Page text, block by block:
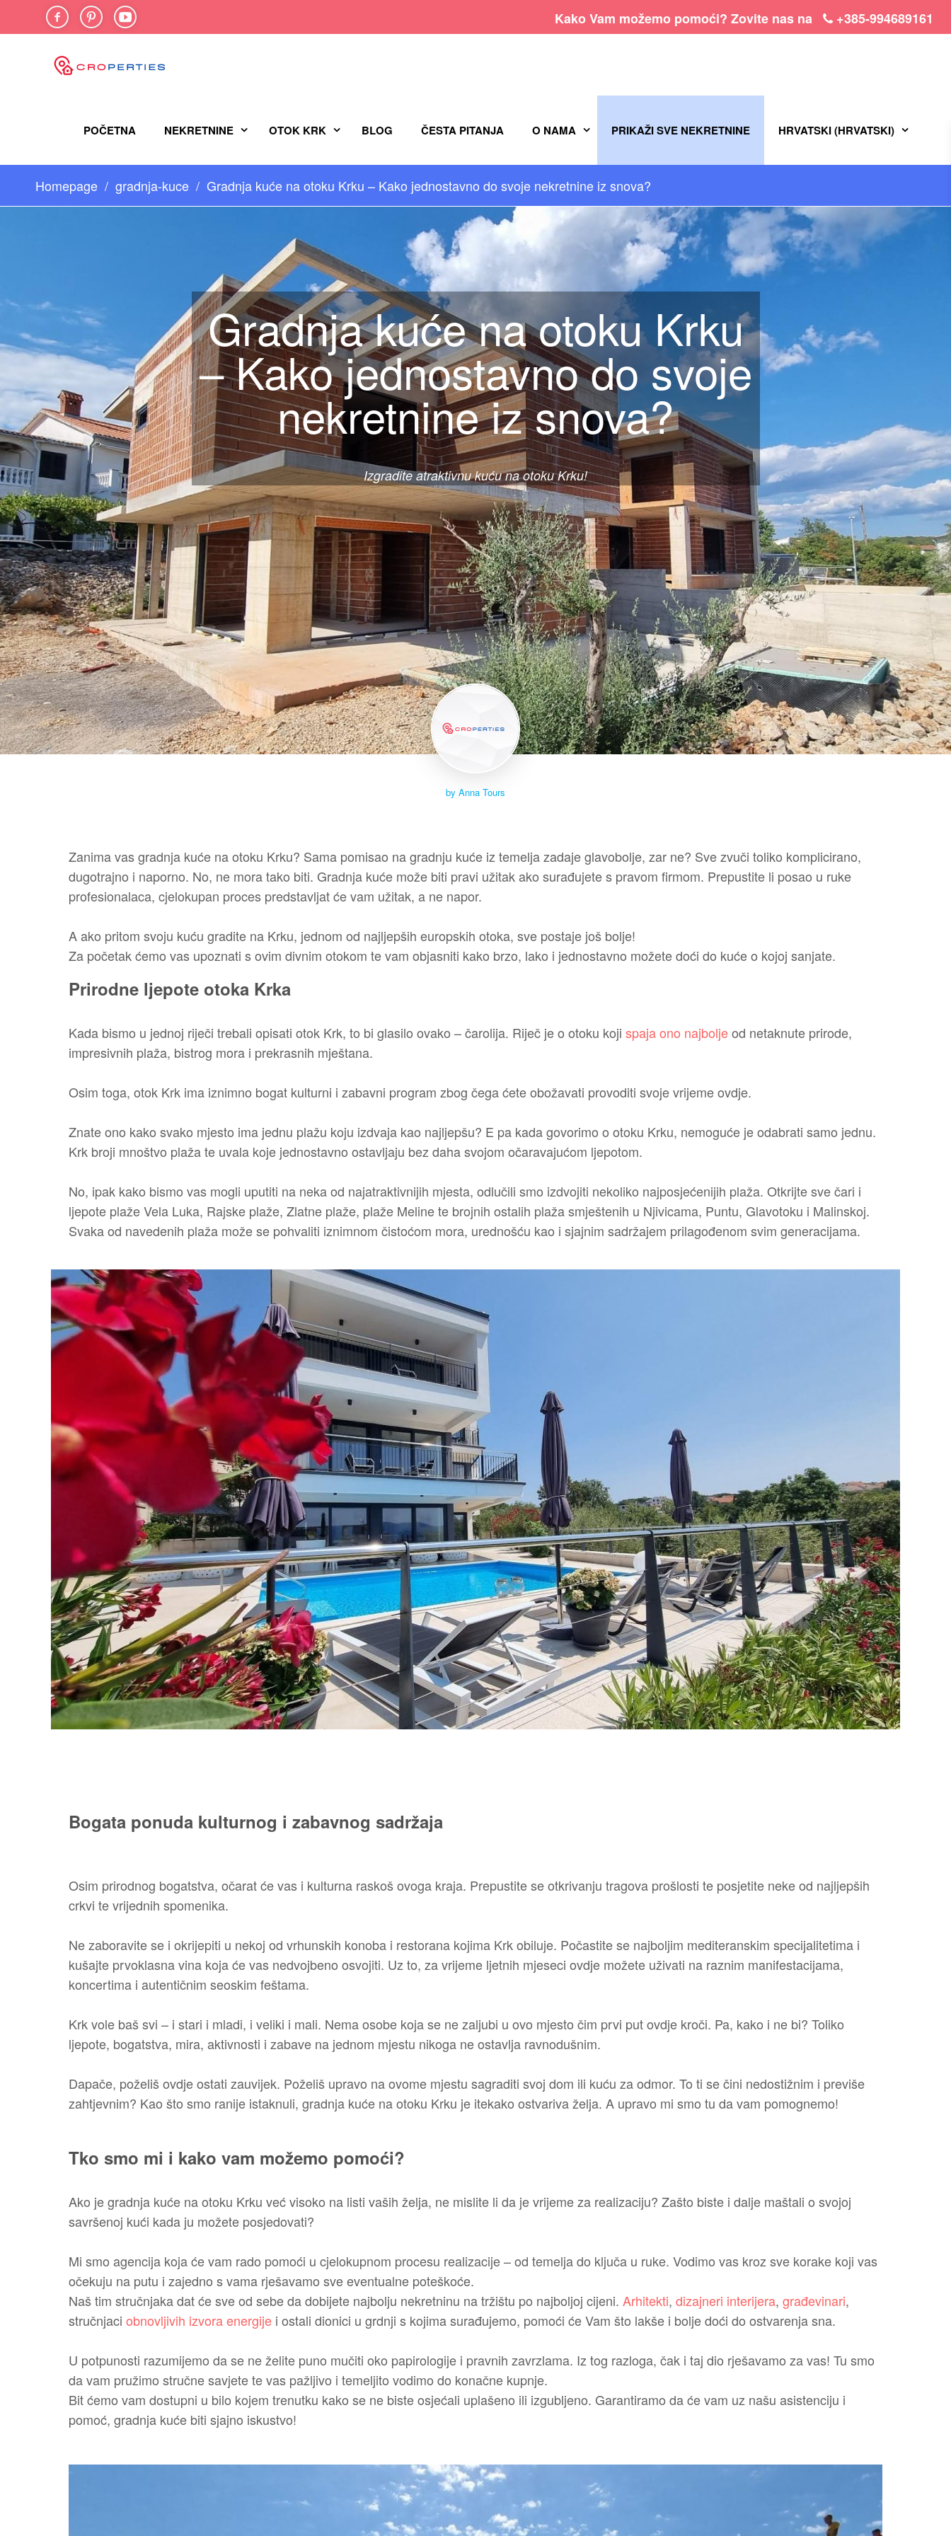
FACEBOOKPINTEREST
YOU-
Kako Vam možemo pomoći? Zovite nas na +385-994689161
POČETNA NEKRETNINE OTOK KRK BLOG ČESTA PITANJA O NAMA PRIKAŽI SVE NEKRETNINE HRVATSKI(HRVATSKI)
Homepage gradnja-kuce Gradnja kuće na otoku Krku – Kako jednostavno do svoje nekretnine iz snova?
Gradnja kuće na otoku Krku
– Kako jednostavno do svoje
nekretnine iz snova?
Izgradite atraktivnu kuću na otoku Krku!
by Anna Tours
Zanima vas gradnja kuće na otoku Krku? Sama pomisao na gradnju kuće iz temelja zadaje glavobolje, zar ne? Sve zvuči toliko komplicirano,
dugotrajno i naporno. No, ne mora tako biti. Gradnja kuće može biti pravi užitak ako surađujete s pravom firmom. Prepustite li posao u ruke
profesionalaca, cjelokupan proces predstavljat će vam užitak, a ne napor.
A ako pritom svoju kuću gradite na Krku, jednom od najljepših europskih otoka, sve postaje još bolje!
Za početak ćemo vas upoznati s ovim divnim otokom te vam objasniti kako brzo, lako i jednostavno možete doći do kuće o kojoj sanjate.
Prirodne ljepote otoka Krka
Kada bismo u jednoj riječi trebali opisati otok Krk, to bi glasilo ovako – čarolija. Riječ je o otoku koji spaja ono najboljeod netaknute prirode,
impresivnih plaža, bistrog mora i prekrasnih mještana.
Osim toga, otok Krk ima iznimno bogat kulturni i zabavni program zbog čega ćete obožavati provoditi svoje vrijeme ovdje.
Znate ono kako svako mjesto ima jednu plažu koju izdvaja kao najljepšu? E pa kada govorimo o otoku Krku, nemoguće je odabrati samo jednu.
Krk broji mnoštvo plaža te uvala koje jednostavno ostavljaju bez daha svojom očaravajućom ljepotom.
No, ipak kako bismo vas mogli uputiti na neka od najatraktivnijih mjesta, odlučili smo izdvojiti nekoliko najposjećenijih plaža. Otkrijte sve čari i
ljepote plaže Vela Luka, Rajske plaže, Zlatne plaže, plaže Meline te brojnih ostalih plaža smještenih u Njivicama, Puntu, Glavotoku i Malinskoj.
Svaka od navedenih plaža može se pohvaliti iznimnom čistoćom mora, urednošću kao i sjajnim sadržajem prilagođenom svim generacijama.
Bogata ponuda kulturnog i zabavnog sadržaja
Osim prirodnog bogatstva, očarat će vas i kulturna raskoš ovoga kraja. Prepustite se otkrivanju tragova prošlosti te posjetite neke od najljepših
crkvi te vrijednih spomenika.
Ne zaboravite se i okrijepiti u nekoj od vrhunskih konoba i restorana kojima Krk obiluje. Počastite se najboljim mediteranskim specijalitetima i
kušajte prvoklasna vina koja će vas nedvojbeno osvojiti. Uz to, za vrijeme ljetnih mjeseci ovdje možete uživati na raznim manifestacijama,
koncertima i autentičnim seoskim feštama.
Krk vole baš svi – i stari i mladi, i veliki i mali. Nema osobe koja se ne zaljubi u ovo mjesto čim prvi put ovdje kroči. Pa, kako i ne bi? Toliko
ljepote, bogatstva, mira, aktivnosti i zabave na jednom mjestu nikoga ne ostavlja ravnodušnim.
Dapače, poželiš ovdje ostati zauvijek. Poželiš upravo na ovome mjestu sagraditi svoj dom ili kuću za odmor. To ti se čini nedostižnim i previše
zahtjevnim? Kao što smo ranije istaknuli, gradnja kuće na otoku Krku je itekako ostvariva želja. A upravo mi smo tu da vam pomognemo!
Tko smo mi i kako vam možemo pomoći?
Ako je gradnja kuće na otoku Krku već visoko na listi vaših želja, ne mislite li da je vrijeme za realizaciju? Zašto biste i dalje maštali o svojoj
savršenoj kući kada ju možete posjedovati?
Mi smo agencija koja će vam rado pomoći u cjelokupnom procesu realizacije – od temelja do ključa u ruke. Vodimo vas kroz sve korake koji vas
očekuju na putu i zajedno s vama rješavamo sve eventualne poteškoće.
Naš tim stručnjaka dat će sve od sebe da dobijete najbolju nekretninu na tržištu po najboljoj cijeni. Arhitekti, dizajneri interijera, građevinari,
stručnjaci obnovljivih izvora energije i ostali dionici u grdnji s kojima surađujemo, pomoći će Vam što lakše i bolje doći do ostvarenja sna.
U potpunosti razumijemo da se ne želite puno mučiti oko papirologije i pravnih zavrzlama. Iz tog razloga, čak i taj dio rješavamo za vas! Tu smo
da vam pružimo stručne savjete te vas pažljivo i temeljito vodimo do konačne kupnje.
Bit ćemo vam dostupni u bilo kojem trenutku kako se ne biste osjećali uplašeno ili izgubljeno. Garantiramo da će vam uz našu asistenciju i
pomoć, gradnja kuće biti sjajno iskustvo!